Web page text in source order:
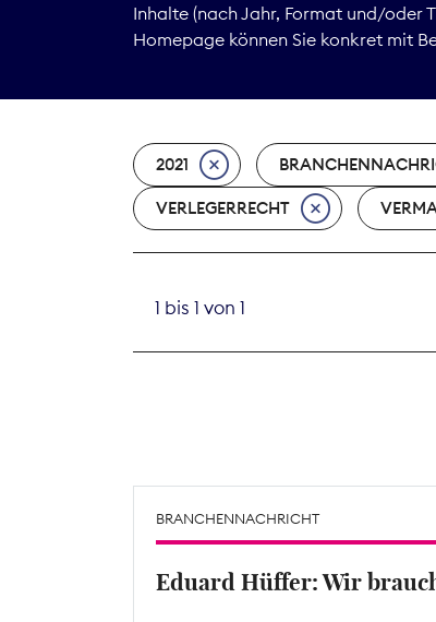
Service
Inhalte (nach Jahr, Format und/oder
Homepage können Sie konkret mit
2021
VERLEGERRECHT
1 bis 1 von 1
BRANCHENNACHRICHT
Eduard Hüffer: Wir